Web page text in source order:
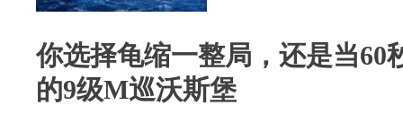
你选择龟缩一整局，还是当60
的9级M巡沃斯堡